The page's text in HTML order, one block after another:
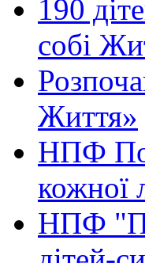
190
собі
Життя»
НПФ
кожної
НПФ